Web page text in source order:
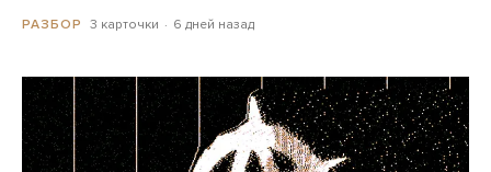
РАЗБОР 3 карточки 6 дней назад